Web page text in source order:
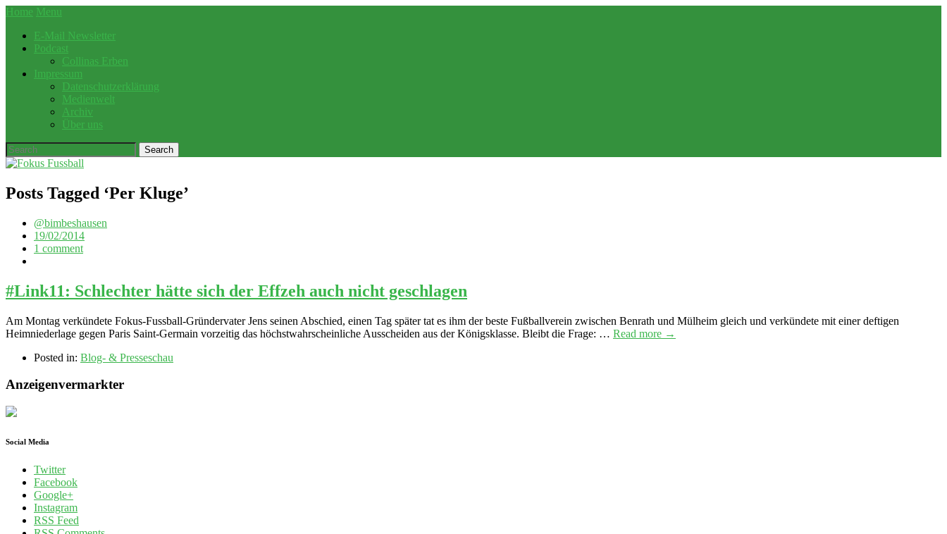
Home Menu
E-Mail Newsletter
Podcast
Collinas Erben
Impressum
Datenschutzerklärung
Medienwelt
Archiv
Über uns
Posts Tagged ‘Per Kluge’
@bimbeshausen
19/02/2014
1 comment
#Link11: Schlechter hätte sich der Effzeh auch nicht geschlagen
Am Montag verkündete Fokus-Fussball-Gründervater Jens seinen Abschied, einen Tag später tat es ihm der beste Fußballverein zwischen Benrath und Mülheim gleich und verkündete mit einer deftigen
Heimniederlage gegen Paris Saint-Germain vorzeitig das höchstwahrscheinliche Ausscheiden aus der Königsklasse. Bleibt die Frage: … Read more →
Posted in: Blog- & Presseschau
Anzeigenvermarkter
Social Media
Twitter
Facebook
Google+
Instagram
RSS Feed